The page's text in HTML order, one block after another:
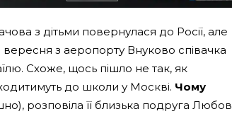
з дітьми повернулася до Росії, але
з аеропорту Внуково співачка
Схоже, щось пішло не так, як
до школи у Москві. Чому
розповіла її близька подруга Любов